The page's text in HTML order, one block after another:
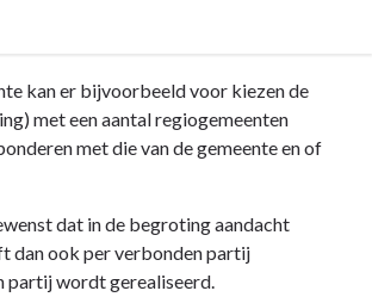
kan er bijvoorbeeld voor kiezen de
met een aantal regiogemeenten
met die van de gemeente en of
dat in de begroting aandacht
dan ook per verbonden partij
partij wordt gerealiseerd.